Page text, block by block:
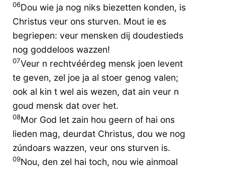
06Dou wie ja nog niks biezetten konden, is
Christus veur ons sturven. Mout ie es
begriepen: veur mensken dij doudestieds
nog goddeloos wazzen!
07Veur n rechtvéérdeg mensk joen levent
te geven, zel joe ja al stoer genog valen;
ook al kin t wel ais wezen, dat ain veur n
goud mensk dat over het.
08Mor God let zain hou geern of hai ons
lieden mag, deurdat Christus, dou we nog
zúndoars wazzen, veur ons sturven is.
09Nou, den zel hai toch, nou wie ainmoal